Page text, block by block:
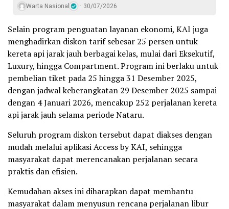
Warta Nasional 30/07/2026
Selain program penguatan layanan ekonomi, KAI juga
menghadirkan diskon tarif sebesar 25 persen untuk
kereta api jarak jauh berbagai kelas, mulai dari Eksekutif,
Luxury, hingga Compartment. Program ini berlaku untuk
pembelian tiket pada 25 hingga 31 Desember 2025,
dengan jadwal keberangkatan 29 Desember 2025 sampai
dengan 4 Januari 2026, mencakup 252 perjalanan kereta
api jarak jauh selama periode Nataru.
Seluruh program diskon tersebut dapat diakses dengan
mudah melalui aplikasi Access by KAI, sehingga
masyarakat dapat merencanakan perjalanan secara
praktis dan efisien.
Kemudahan akses ini diharapkan dapat membantu
masyarakat dalam menyusun rencana perjalanan libur